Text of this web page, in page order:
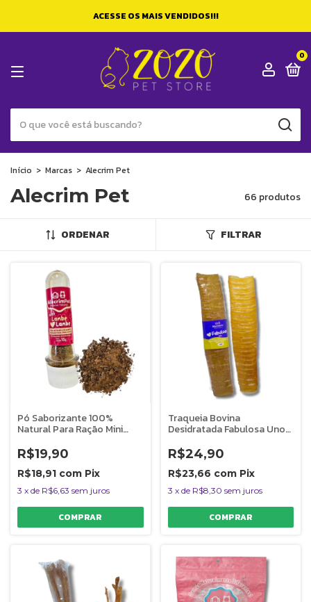
ACESSE OS MAIS VENDIDOS!!!
0
Início > Marcas > Alecrim Pet
Alecrim Pet 66 produtos
ORDENAR FILTRAR
Pó Saborizante 100%
Natural Para Ração Mini
Cães e Gatos 15g Sabor Rim
Bovino AlecrimPet
R$19,90
R$18,91 com Pix
3 x de R$6,63 sem juros
Traqueia Bovina
Desidratada Fabulosa Uno
Para Cães 1 Unidade
AlecrimPet
R$24,90
R$23,66 com Pix
3 x de R$8,30 sem juros